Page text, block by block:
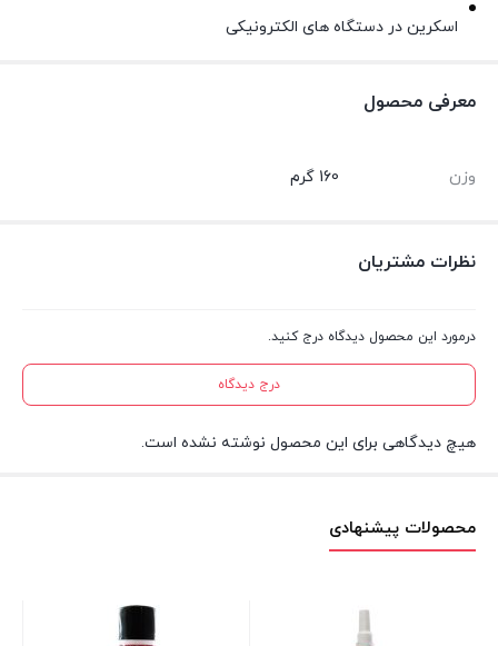
اسکرین در دستگاه های الکترونیکی
معرفی محصول
وزن 160 گرم
نظرات مشتریان
درمورد این محصول دیدگاه درج کنید.
درج دیدگاه
هیچ دیدگاهی برای این محصول نوشته نشده است.
محصولات پیشنهادی